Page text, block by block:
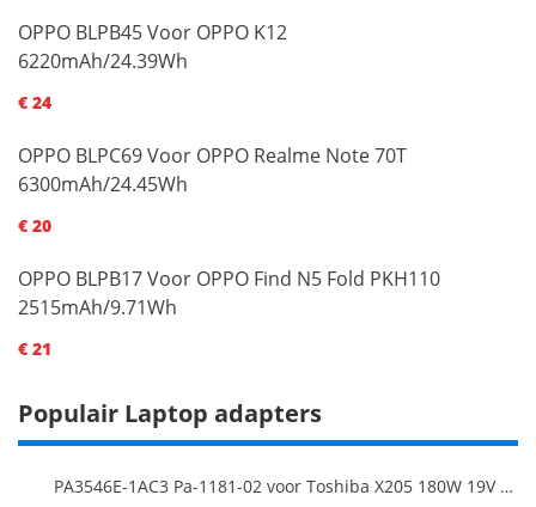
OPPO BLPB45 Voor OPPO K12
6220mAh/24.39Wh
€ 24
OPPO BLPC69 Voor OPPO Realme Note 70T
6300mAh/24.45Wh
€ 20
OPPO BLPB17 Voor OPPO Find N5 Fold PKH110
2515mAh/9.71Wh
€ 21
Populair Laptop adapters
PA3546E-1AC3 Pa-1181-02 voor Toshiba X205 180W 19V 9.5A Laptop DC Charger Power Supply